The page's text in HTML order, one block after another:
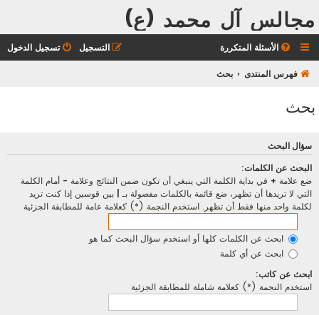
مجالس آل محمد (ع)
الأسئلة المتكررة تسجيل الدخول التسجيل
فهرس المنتدى بحث
بحث
سؤال البحث
البحث عن الكلمات:
ضع علامة + في بداية الكلمة التي ينبغي أن تكون ضمن النتائج وعلامة - أمام الكلمة
التي لا تريدها أن تظهر، ضع قائمة بالكلمات مفصولة بـ
بين قوسين إذا كنت تريد
لكلمة واحد منها فقط أن تظهر. استخدم النجمة (*) كعلامة عامة للمطابقة الجزئية
ابحث عن الكلمات كلها أو استخدم سؤال البحث كما هو
ابحث عن أي كلمة
ابحث عن كاتب:
استخدم النجمة (*) كعلامة شاملة للمطابقة الجزئية